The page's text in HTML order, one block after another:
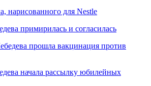
нарисованного для Nestle
примирилась и согласилась
прошла вакцинация против
начала рассылку юбилейных